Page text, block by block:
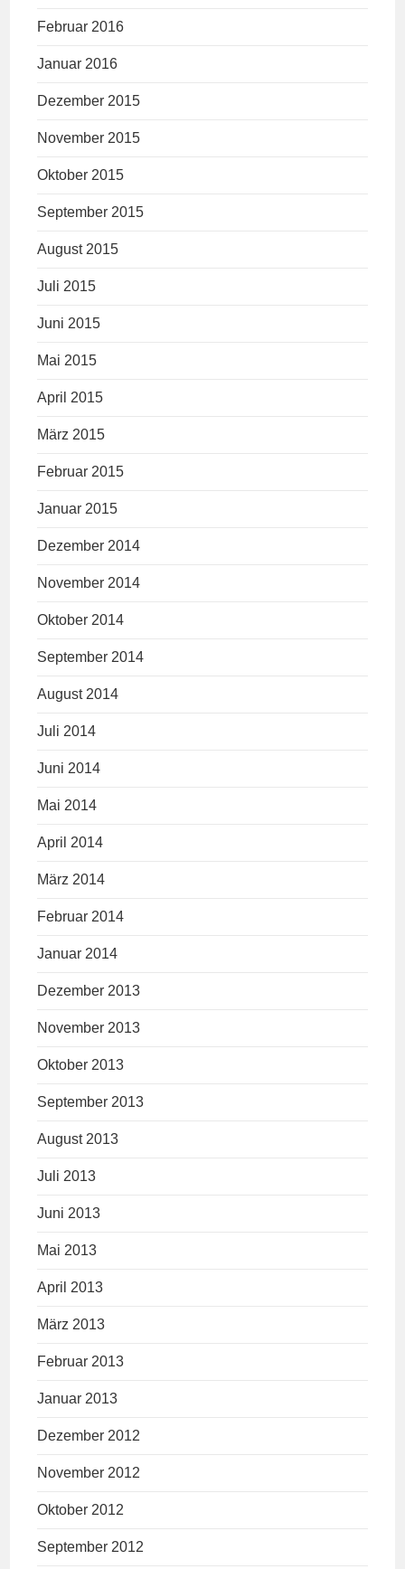
Februar 2016
Januar 2016
Dezember 2015
November 2015
Oktober 2015
September 2015
August 2015
Juli 2015
Juni 2015
Mai 2015
April 2015
März 2015
Februar 2015
Januar 2015
Dezember 2014
November 2014
Oktober 2014
September 2014
August 2014
Juli 2014
Juni 2014
Mai 2014
April 2014
März 2014
Februar 2014
Januar 2014
Dezember 2013
November 2013
Oktober 2013
September 2013
August 2013
Juli 2013
Juni 2013
Mai 2013
April 2013
März 2013
Februar 2013
Januar 2013
Dezember 2012
November 2012
Oktober 2012
September 2012